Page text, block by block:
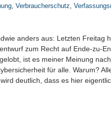
, Verbraucherschutz,
anders aus: Letzten Freitag
zum Recht auf Ende-zu-
ist es meiner Meinung
für alle. Warum?
deutlich, dass es hier